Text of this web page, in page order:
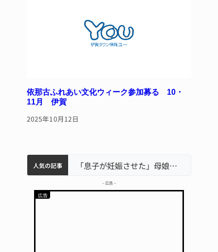
依那古ふれあい文化ウィーク参加募る 10・
11月 伊賀
2025年10月12日
人気の記事
名張市水道料金47％値上げへ 答申案、審議会で大筋まとまる
中学校の陶壁モニュメント 地元建設会社がボランティアで清掃 伊賀名張市立病院のDMAT、熊本地震の被災地へ 能登以来3回目の派遣 「息子が妊娠させた」母娘だまされ400万円詐欺被害 名張
– 広告 –